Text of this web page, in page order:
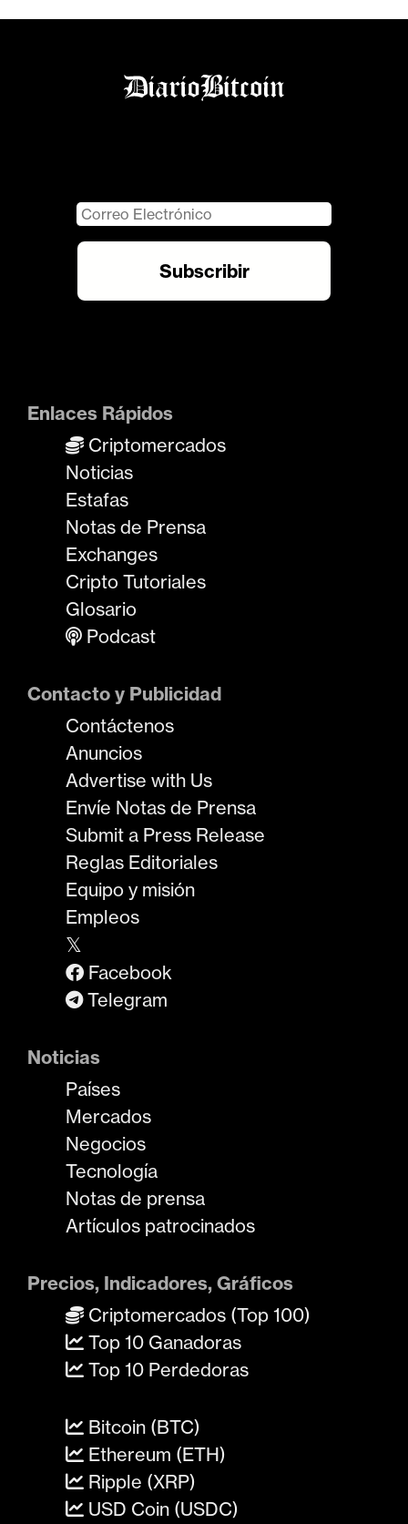
Enlaces Rápidos
Criptomercados
Noticias
Estafas
Notas de Prensa
Exchanges
Cripto Tutoriales
Glosario
Podcast
Contacto y Publicidad
Contáctenos
Anuncios
Advertise with Us
Envíe Notas de Prensa
Submit a Press Release
Reglas Editoriales
Equipo y misión
Empleos
𝕏
Facebook
Telegram
Noticias
Países
Mercados
Negocios
Tecnología
Notas de prensa
Artículos patrocinados
Precios, Indicadores, Gráficos
Criptomercados (Top 100)
Top 10 Ganadoras
Top 10 Perdedoras
Bitcoin (BTC)
Ethereum (ETH)
Ripple (XRP)
USD Coin (USDC)